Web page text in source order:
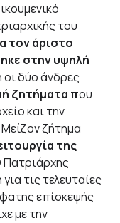
του
τον άριστο
στην υψηλή
οι δύο άνδρες
ζητήματα που
και την
ζήτημα
της
Πατριάρχης
τις τελευταίες
επίσκεψής
με την